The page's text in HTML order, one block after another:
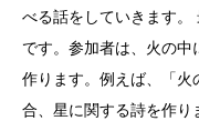
べる話をしていきます。
です。参加者は、火の
作ります。例えば、「
合、星に関する詩を作